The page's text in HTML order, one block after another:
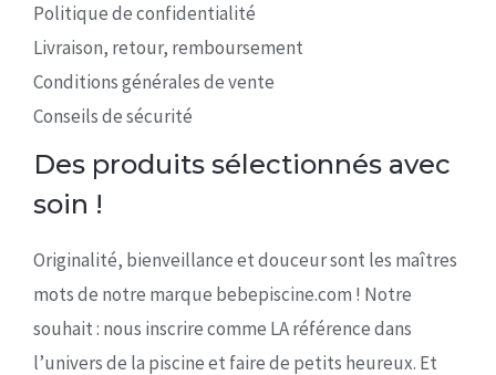
Politique de confidentialité
Livraison, retour, remboursement
Conditions générales de vente
Conseils de sécurité
Des produits sélectionnés avec
soin !
Originalité, bienveillance et douceur sont les maîtres
mots de notre marque bebepiscine.com ! Notre
souhait : nous inscrire comme LA référence dans
l’univers de la piscine et faire de petits heureux. Et